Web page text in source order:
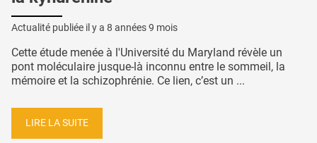
Actualité publiée il y a 8 années 9 mois
Cette étude menée à l'Université du Maryland révèle un
pont moléculaire jusque-là inconnu entre le sommeil, la
mémoire et la schizophrénie. Ce lien, c’est un ...
LIRE LA SUITE